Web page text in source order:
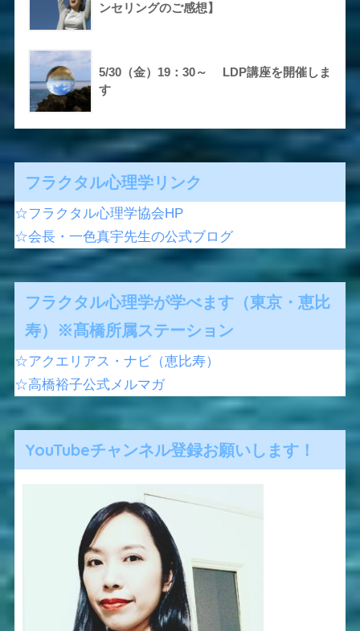
ンセリングのご感想】
5/30（金）19：30～ LDP講座を開催しま
す
フラクタル心理学リンク
☆フラクタル心理学協会HP
☆会長・一色真宇先生の公式ブログ
フラクタル心理学が学べます（東京・恵比
寿）※髙橋所属ステーション
☆アクエリアス・ナビ（恵比寿）
☆高橋裕子公式メルマガ
YouTubeチャンネル登録お願いします！